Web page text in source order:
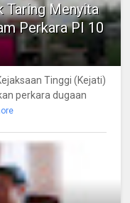
Taring Menyita
Perkara PI 10
Tinggi (Kejati)
perkara dugaan